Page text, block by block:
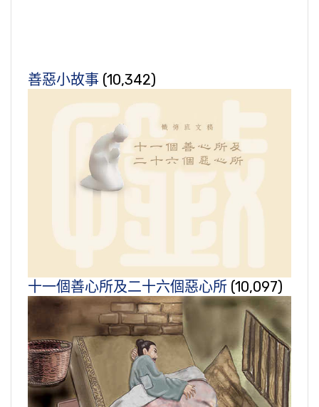
善惡小故事 (10,342)
十一個善心所及二十六個惡心所 (10,097)